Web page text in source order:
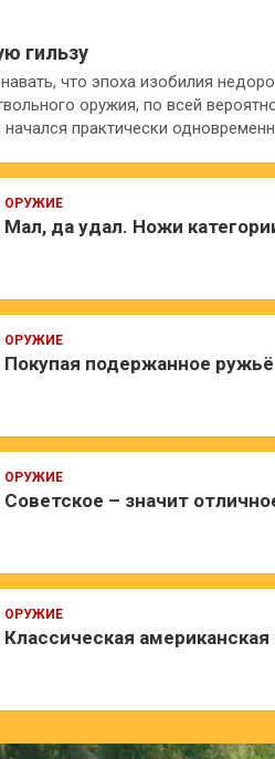
гильзу
что эпоха изобилия
оружия, по всей
начался практически
ОРУЖИЕ
Мал, да удал. Ножи
ОРУЖИЕ
Покупая подержанное ружьё
ОРУЖИЕ
Советское – значит
ОРУЖИЕ
Классическая